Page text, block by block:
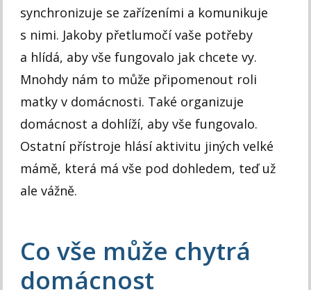
synchronizuje se zařízeními a komunikuje
s nimi. Jakoby přetlumočí vaše potřeby
a hlídá, aby vše fungovalo jak chcete vy.
Mnohdy nám to může připomenout roli
matky v domácnosti. Také organizuje
domácnost a dohlíží, aby vše fungovalo.
Ostatní přístroje hlásí aktivitu jiných velké
mámě, která má vše pod dohledem, teď už
ale vážně.
Co vše může chytrá
domácnost